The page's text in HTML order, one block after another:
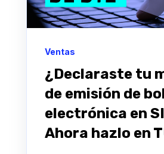
Ventas
¿Declaraste tu
de emisión de
electrónica en
Ahora hazlo en